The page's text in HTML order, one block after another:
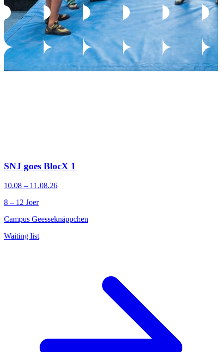
SNJ goes BlocX 1
10.08 – 11.08.26
8 – 12 Joer
Campus Geesseknäppchen
Waiting list